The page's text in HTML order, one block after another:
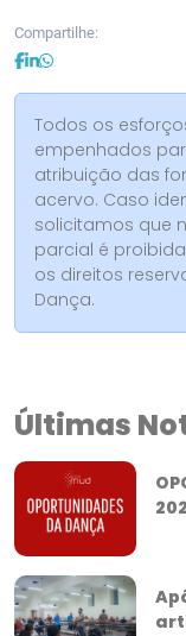
Compartilhe:
Todos os
empenhados
atribuição das
acervo. Caso
solicitamos que
parcial é
os direitos
Dança.
Últimas